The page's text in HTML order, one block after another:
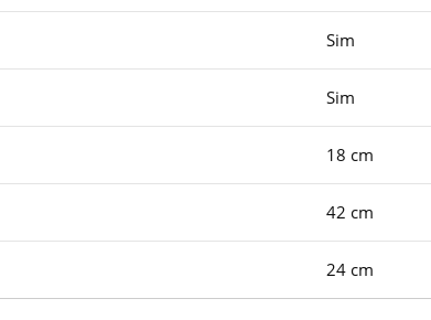
Sim
Sim
18 cm
42 cm
24 cm